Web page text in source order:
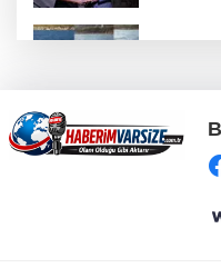
Türkiye
başlıyor